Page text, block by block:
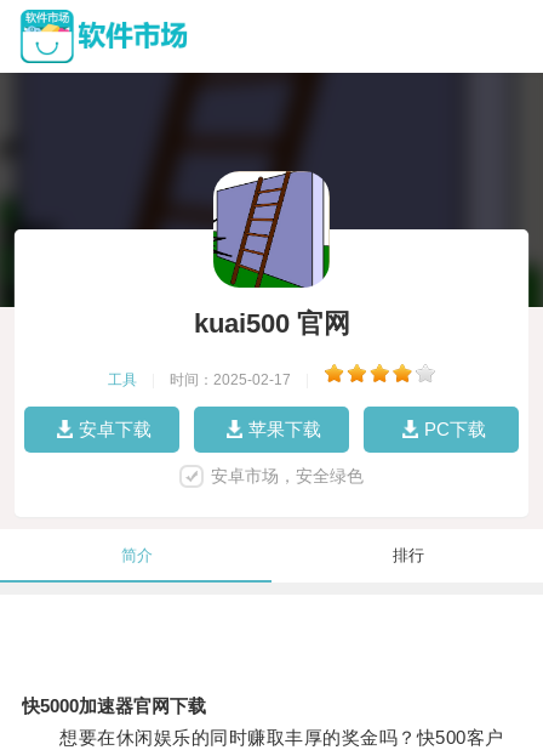
kuai500 官网
工具 时间：2025-02-17
安卓下载 苹果下载 PC下载
安卓市场，安全绿色
简介 排行
快5000加速器官网下载
想要在休闲娱乐的同时赚取丰厚的奖金吗？快500客户